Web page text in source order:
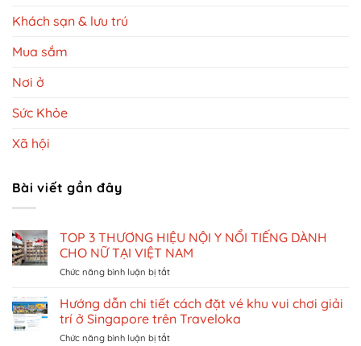
Khách sạn & lưu trú
Mua sắm
Nơi ở
Sức Khỏe
Xã hội
Bài viết gần đây
TOP 3 THƯƠNG HIỆU NỘI Y NỔI TIẾNG DÀNH
CHO NỮ TẠI VIỆT NAM
Chức năng bình luận bị tắtở
THƯƠNG
HIỆU
NỘI
Hướng dẫn chi tiết cách đặt vé khu vui chơi giải
trí ở Singapore trên Traveloka
Chức năng bình luận bị tắtở